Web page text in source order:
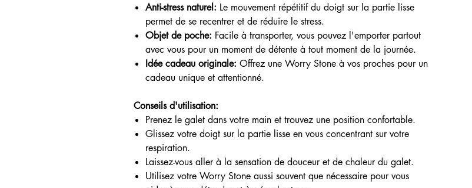
Anti-stress naturel: Le mouvement répétitif du doigt sur la partie lisse
permet de se recentrer et de réduire le stress.
Objet de poche: Facile à transporter, vous pouvez l'emporter partout
avec vous pour un moment de détente à tout moment de la journée.
Idée cadeau originale: Offrez une Worry Stone à vos proches pour un
cadeau unique et attentionné.
Conseils d'utilisation:
Prenez le galet dans votre main et trouvez une position confortable.
Glissez votre doigt sur la partie lisse en vous concentrant sur votre
respiration.
Laissez-vous aller à la sensation de douceur et de chaleur du galet.
Utilisez votre Worry Stone aussi souvent que nécessaire pour vous